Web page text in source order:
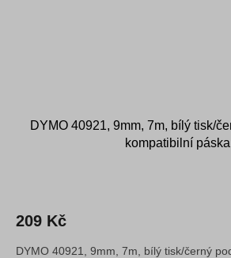
DYMO 40921, 9mm, 7m, bílý tisk/
kompatibilní páska
209 Kč
DYMO 40921, 9mm, 7m, bílý tisk/černý